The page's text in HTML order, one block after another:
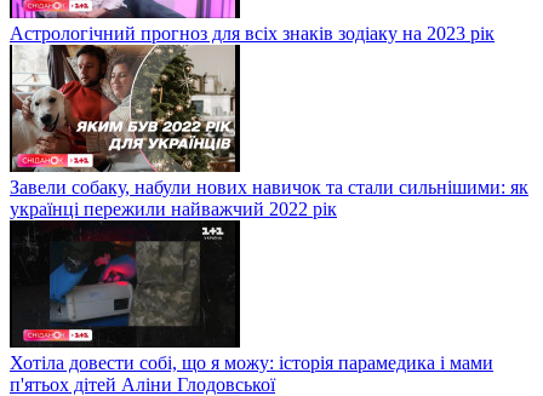
Астрологічний прогноз для всіх знаків зодіаку на 2023 рік
Завели собаку, набули нових навичок та стали сильнішими: як
українці пережили найважчий 2022 рік
Хотіла довести собі, що я можу: історія парамедика і мами
п'ятьох дітей Аліни Глодовської